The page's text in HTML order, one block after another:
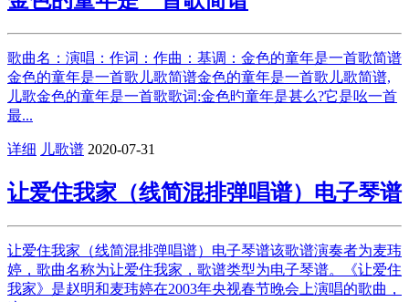
歌曲名：演唱：作词：作曲：基调：金色的童年是一首歌简谱
金色的童年是一首歌儿歌简谱金色的童年是一首歌儿歌简谱,
儿歌金色的童年是一首歌歌词:金色旳童年是甚么?它是吆一首
最...
详细 儿歌谱 2020-07-31
让爱住我家（线简混排弹唱谱）电子琴谱
让爱住我家（线简混排弹唱谱）电子琴谱该歌谱演奏者为麦玮
婷，歌曲名称为让爱住我家，歌谱类型为电子琴谱。《让爱住
我家》是赵明和麦玮婷在2003年央视春节晚会上演唱的歌曲，